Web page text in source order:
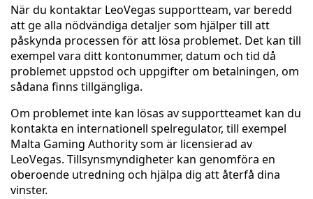
När du kontaktar LeoVegas supportteam, var beredd
att ge alla nödvändiga detaljer som hjälper till att
påskynda processen för att lösa problemet. Det kan till
exempel vara ditt kontonummer, datum och tid då
problemet uppstod och uppgifter om betalningen, om
sådana finns tillgängliga.
Om problemet inte kan lösas av supportteamet kan du
kontakta en internationell spelregulator, till exempel
Malta Gaming Authority som är licensierad av
LeoVegas. Tillsynsmyndigheter kan genomföra en
oberoende utredning och hjälpa dig att återfå dina
vinster.